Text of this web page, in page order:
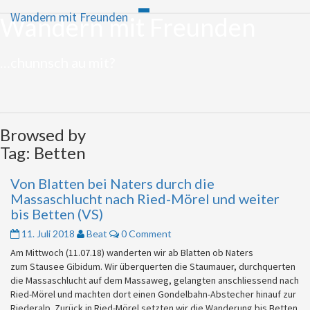
Skip
Toggle
Wandern mit Freunden
Wandern mit Freunden
Browsed by
Tag: Betten
Von
Blatten
bei
Naters
durch
die
Massaschlucht
nach
Ried-
Mörel
Von Blatten bei Naters durch die
Massaschlucht nach Ried-Mörel und weiter
bis Betten (VS)
11. Juli 2018 Beat Comments
0 Comment
Am Mittwoch (11.07.18) wanderten wir ab Blatten ob Naters
zum Stausee Gibidum. Wir überquerten die Staumauer, durchquerten
die Massaschlucht auf dem Massaweg, gelangten anschliessend nach
Ried-Mörel und machten dort einen Gondelbahn-Abstecher hinauf zur